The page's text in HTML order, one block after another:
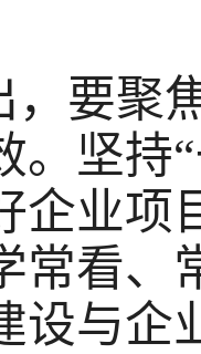
，要聚
。坚持
企业项
常看、
设与企